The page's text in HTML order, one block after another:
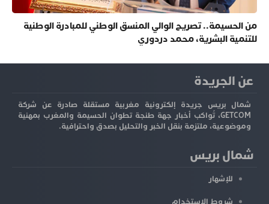
من الحسيمة.. تصريح الوالي المنسق الوطني للمبادرة الوطنية
للتنمية البشرية، محمد دردوري
عن الجريدة
شمال بريس جريدة إلكترونية مغربية مستقلة صادرة عن شركة
GETCOM، تُواكب أخبار جهة طنجة تطوان الحسيمة والمغرب بمهنية
وموضوعية، ملتزمة بنقل الخبر والتحليل بصدق واحترافية.
شمال بريس
للإشهار
شروط الاستخدام